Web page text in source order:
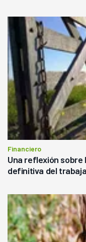
Financiero
Una reflexión
definitiva del